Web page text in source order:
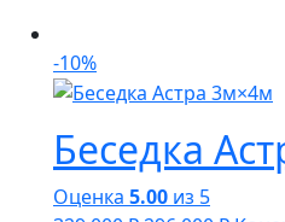
-10%
Беседка
Оценка 5.00 из 5